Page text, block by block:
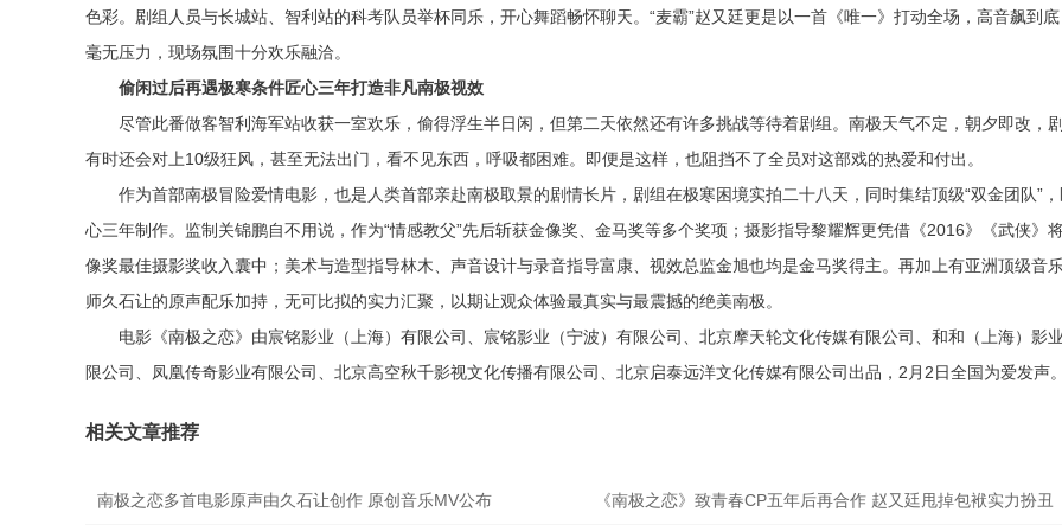
色彩。剧组人员与长城站、智利站的科考队员举杯同乐，开心舞蹈畅怀聊天。“麦霸”赵又廷更是以一首《唯一》打动全场，高音飙到底
毫无压力，现场氛围十分欢乐融洽。
偷闲过后再遇极寒条件匠心三年打造非凡南极视效
尽管此番做客智利海军站收获一室欢乐，偷得浮生半日闲，但第二天依然还有许多挑战等待着剧组。南极天气不定，朝夕即改，
有时还会对上10级狂风，甚至无法出门，看不见东西，呼吸都困难。即便是这样，也阻挡不了全员对这部戏的热爱和付出。
作为首部南极冒险爱情电影，也是人类首部亲赴南极取景的剧情长片，剧组在极寒困境实拍二十八天，同时集结顶级“双金团队”
心三年制作。监制关锦鹏自不用说，作为“情感教父”先后斩获金像奖、金马奖等多个奖项；摄影指导黎耀辉更凭借《2016》《武侠》
像奖最佳摄影奖收入囊中；美术与造型指导林木、声音设计与录音指导富康、视效总监金旭也均是金马奖得主。再加上有亚洲顶级音
师久石让的原声配乐加持，无可比拟的实力汇聚，以期让观众体验最真实与最震撼的绝美南极。
电影《南极之恋》由宸铭影业（上海）有限公司、宸铭影业（宁波）有限公司、北京摩天轮文化传媒有限公司、和和（上海）影
限公司、凤凰传奇影业有限公司、北京高空秋千影视文化传播有限公司、北京启泰远洋文化传媒有限公司出品，2月2日全国为爱发声。
相关文章推荐
南极之恋多首电影原声由久石让创作 原创音乐MV公布 《南极之恋》致青春CP五年后再合作 赵又廷甩掉包袱实力扮丑